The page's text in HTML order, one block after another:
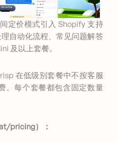
定价模式引入 Shopify 支持
自动化流程、常见问题解答
及以上套餐。
在低级别套餐中不按客服
。每个套餐都包含固定数量
pricing）：